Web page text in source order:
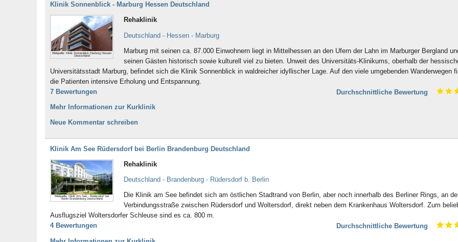
Klinik Sonnenblick - Marburg Hessen Deutschland
Bildquelle: Klinik Sonnenblick Marburg Hessen
Deutschland
Rehaklinik
Deutschland - Hessen - Marburg
Marburg mit seinen ca. 87.000 Einwohnern liegt in Mittelhessen an den Ufern der Lahn im Marburger Bergland
seinen Gästen historisch sowie kulturell viel zu bieten. Unweit des Universitäts-Klinikums, oberhalb der
Universitätsstadt Marburg, befindet sich die Klinik Sonnenblick in waldreicher idyllischer Lage. Auf den viele umgebenden Wanderwegen
die Patienten intensive Erholung und Entspannung.
7 Bewertungen
Durchschnittliche Bewertung
Mehr Informationen zur Kurklinik
Neue Kommentar schreiben
Klinik Am See Rüdersdorf bei Berlin Brandenburg Deutschland
Bildquelle: Klinik Am See - Rüdersdorf bei
Berlin Brandenburg Deutschland
Rehaklinik
Deutschland - Brandenburg - Rüdersdorf b. Berlin
Die Klinik am See befindet sich am östlichen Stadtrand von Berlin, aber noch innerhalb des Berliner Rings, an
Verbindungsstraße zwischen Rüdersdorf und Woltersdorf, direkt neben dem Krankenhaus Woltersdorf. Zum
Ausflugsziel Woltersdorfer Schleuse sind es ca. 800 m.
4 Bewertungen
Durchschnittliche Bewertung